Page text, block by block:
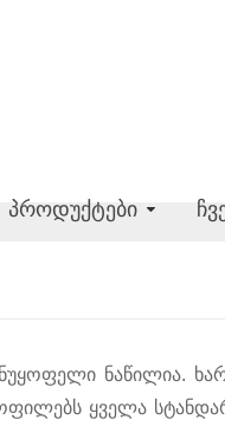
პროდუქტები
ნაწილია.
ყველა